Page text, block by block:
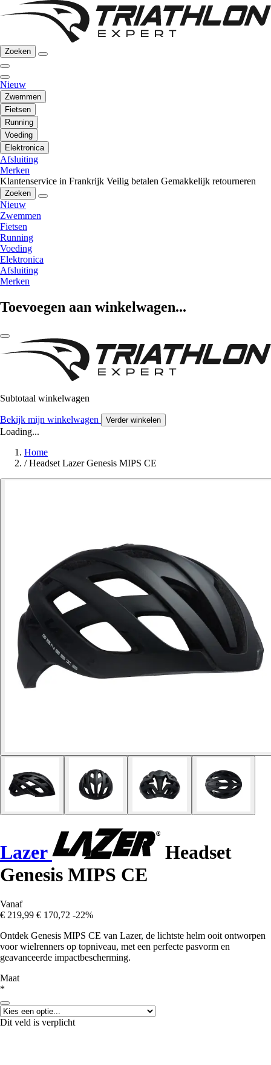
Zoeken
Nieuw
Zwemmen
Fietsen
Running
Voeding
Elektronica
Afsluiting
Merken
Klantenservice in Frankrijk Veilig betalen Gemakkelijk retourneren
Zoeken
Nieuw
Zwemmen
Fietsen
Running
Voeding
Elektronica
Afsluiting
Merken
Toevoegen aan winkelwagen...
Subtotaal winkelwagen
Bekijk mijn winkelwagen Verder winkelen
Loading...
Home
/ Headset Lazer Genesis MIPS CE
Lazer
Headset
Genesis MIPS CE
Vanaf
€ 219,99 € 170,72 -22%
Ontdek Genesis MIPS CE van Lazer, de lichtste helm ooit ontworpen
voor wielrenners op topniveau, met een perfecte pasvorm en
geavanceerde impactbescherming.
Maat
*
Dit veld is verplicht